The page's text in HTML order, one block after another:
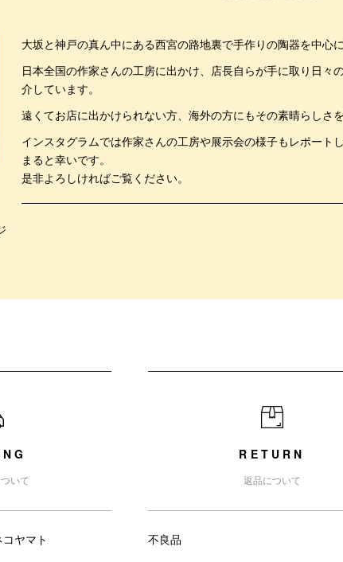
大坂と神戸の真ん中にある西宮の路地裏で手作りの陶器を中心
日本全国の作家さんの工房に出かけ、店長自らが手に取り日
介しています。
遠くてお店に出かけられない方、海外の方にもその素晴らしさ
インスタグラムでは作家さんの工房や展示会の様子もレポー
まると幸いです。
是非よろしければご覧ください。
いて
ヤマト
RETURN
返品について
不良品